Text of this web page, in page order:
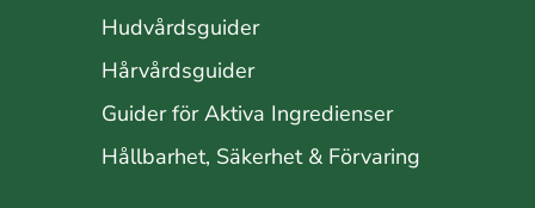
Hudvårdsguider
Hårvårdsguider
Guider för Aktiva Ingredienser
Hållbarhet, Säkerhet & Förvaring